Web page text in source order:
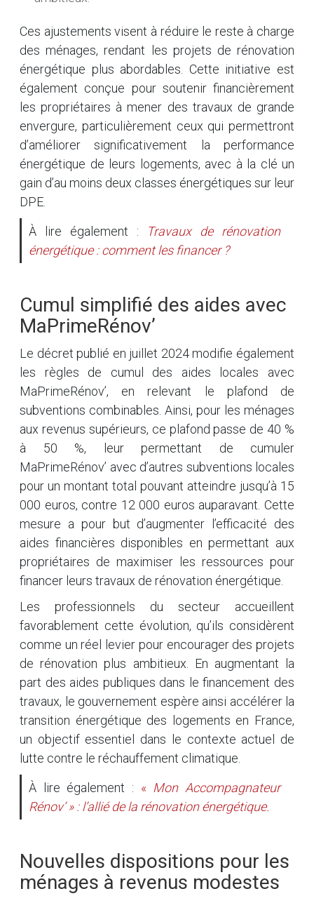
Ces ajustements visent à réduire le reste à charge
des ménages, rendant les projets de rénovation
énergétique plus abordables. Cette initiative est
également conçue pour soutenir financièrement
les propriétaires à mener des travaux de grande
envergure, particulièrement ceux qui permettront
d’améliorer significativement la performance
énergétique de leurs logements, avec à la clé un
gain d’au moins deux classes énergétiques sur leur
DPE.
À lire également :
Travaux de rénovation
énergétique : comment les financer ?
Cumul simplifié des aides avec
MaPrimeRénov’
Le décret publié en juillet 2024 modifie également
les règles de cumul des aides locales avec
MaPrimeRénov’, en relevant le plafond de
subventions combinables. Ainsi, pour les ménages
aux revenus supérieurs, ce plafond passe de 40 %
à 50 %, leur permettant de cumuler
MaPrimeRénov’ avec d’autres subventions locales
pour un montant total pouvant atteindre jusqu’à 15
000 euros, contre 12 000 euros auparavant. Cette
mesure a pour but d’augmenter l’efficacité des
aides financières disponibles en permettant aux
propriétaires de maximiser les ressources pour
financer leurs travaux de rénovation énergétique.
Les professionnels du secteur accueillent
favorablement cette évolution, qu’ils considèrent
comme un réel levier pour encourager des projets
de rénovation plus ambitieux. En augmentant la
part des aides publiques dans le financement des
travaux, le gouvernement espère ainsi accélérer la
transition énergétique des logements en France,
un objectif essentiel dans le contexte actuel de
lutte contre le réchauffement climatique.
À lire également : « Mon Accompagnateur
Rénov’ » : l’allié de la rénovation énergétique.
Nouvelles dispositions pour les
ménages à revenus modestes